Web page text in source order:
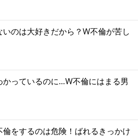
いのは大好きだから？W不倫が苦し
かっているのに…W不倫にはまる男
倫をするのは危険！ばれるきっかけ